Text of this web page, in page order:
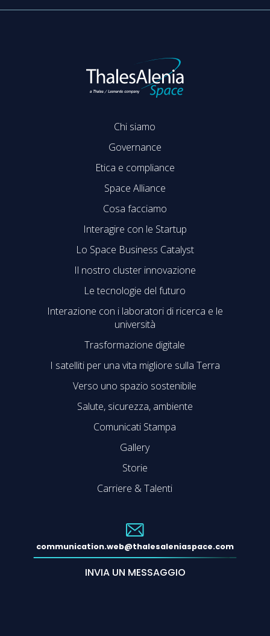
Chi siamo
Governance
Etica e compliance
Space Alliance
Cosa facciamo
Interagire con le Startup
Lo Space Business Catalyst
Il nostro cluster innovazione
Le tecnologie del futuro
Interazione con i laboratori di ricerca e le
università
Trasformazione digitale
I satelliti per una vita migliore sulla Terra
Verso uno spazio sostenibile
Salute, sicurezza, ambiente
Comunicati Stampa
Gallery
Storie
Carriere & Talenti
communication.web@thalesaleniaspace.com
INVIA UN MESSAGGIO